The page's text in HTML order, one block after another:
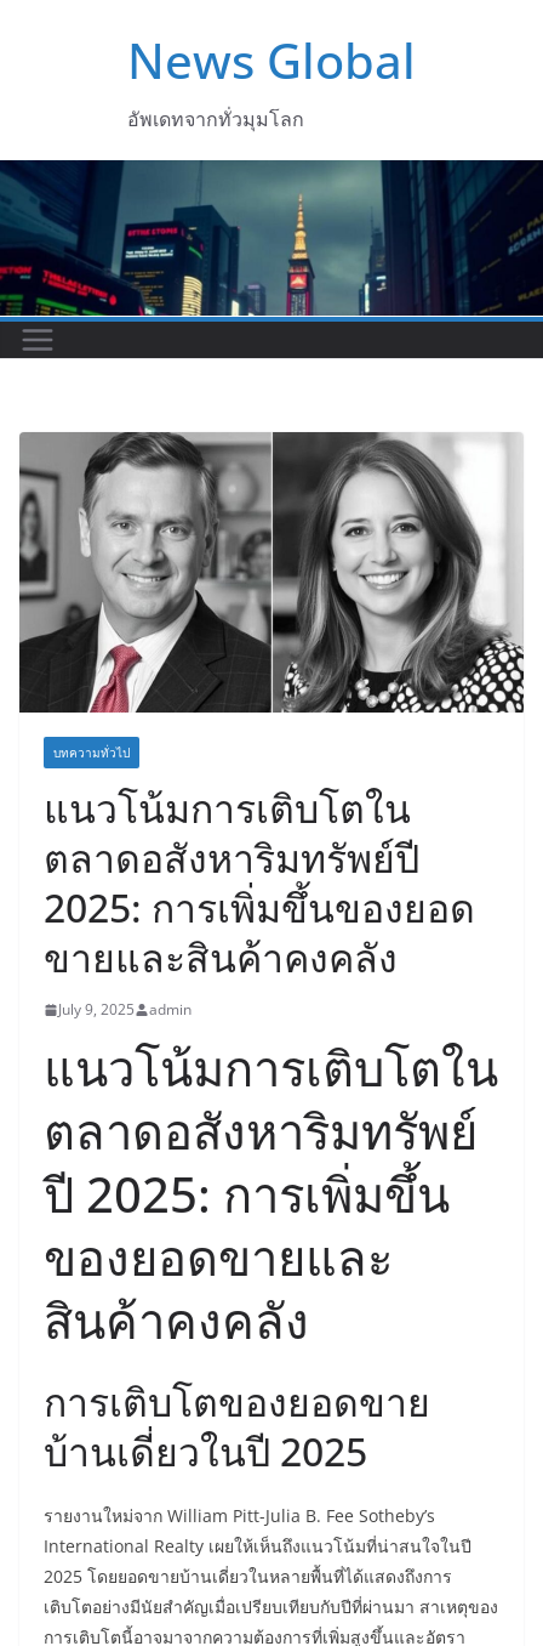
News Global
อัพเดทจากทั่วมุมโลก
บทความทั่วไป
แนวโน้มการเติบโตใน
ตลาดอสังหาริมทรัพย์ปี
2025: การเพิ่มขึ้นของยอด
ขายและสินค้าคงคลัง
July 9, 2025 admin
แนวโน้มการเติบโตใน
ตลาดอสังหาริมทรัพย์
ปี 2025: การเพิ่มขึ้น
ของยอดขายและ
สินค้าคงคลัง
การเติบโตของยอดขาย
บ้านเดี่ยวในปี 2025
รายงานใหม่จาก William Pitt-Julia B. Fee Sotheby’s
International Realty เผยให้เห็นถึงแนวโน้มที่น่าสนใจในปี
2025 โดยยอดขายบ้านเดี่ยวในหลายพื้นที่ได้แสดงถึงการ
เติบโตอย่างมีนัยสำคัญเมื่อเปรียบเทียบกับปีที่ผ่านมา สาเหตุของ
การเติบโตนี้อาจมาจากความต้องการที่เพิ่มสูงขึ้นและอัตรา